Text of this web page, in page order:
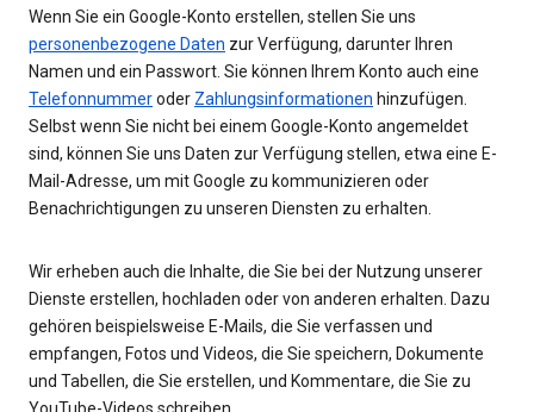
Wenn Sie ein Google-Konto erstellen, stellen Sie uns
personenbezogene Daten zur Verfügung, darunter Ihren
Namen und ein Passwort. Sie können Ihrem Konto auch eine
Telefonnummeroder Zahlungsinformationen hinzufügen.
Selbst wenn Sie nicht bei einem Google-Konto angemeldet
sind, können Sie uns Daten zur Verfügung stellen, etwa eine E-
Mail-Adresse, um mit Google zu kommunizieren oder
Benachrichtigungen zu unseren Diensten zu erhalten.
Wir erheben auch die Inhalte, die Sie bei der Nutzung unserer
Dienste erstellen, hochladen oder von anderen erhalten. Dazu
gehören beispielsweise E-Mails, die Sie verfassen und
empfangen, Fotos und Videos, die Sie speichern, Dokumente
und Tabellen, die Sie erstellen, und Kommentare, die Sie zu